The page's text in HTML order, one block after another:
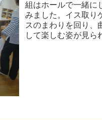
組はホールで一緒に
みました。イス取り
スのまわりを回り、
して楽しむ姿が見ら